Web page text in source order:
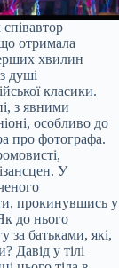
отримала
хвилин
душі
класики.
з явними
особливо до
про фотографа.
У
прокинувшись у
до нього
за батьками, які,
Давід у тілі